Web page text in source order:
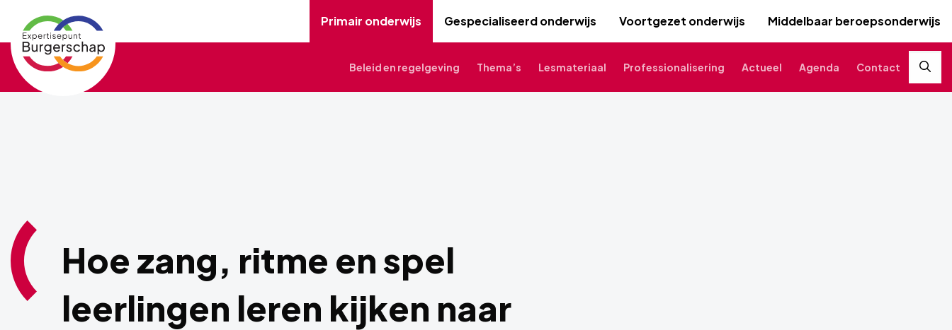
Expertisepunt
Burgerschap
Primair onderwijs Gespecialiseerd onderwijs Voortgezet onderwijs Middelbaar beroepsonderwijs
Beleid en regelgeving Thema’s Lesmateriaal Professionalisering Actueel Agenda Contact
Hoe zang, ritme en spel
leerlingen leren kijken naar